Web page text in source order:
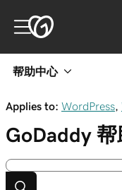
帮助中心
Applies to: WordPress
GoDaddy 帮